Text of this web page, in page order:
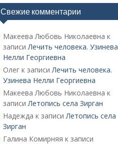
Свежие комментарии
Макеева Любовь Николаевна к
записиЛечить человека. Узинева
Нелли Георгиевна
Олегк записиЛечить человека.
Узинева Нелли Георгиевна
Макеева Любовь Николаевна к
записиЛетопись села Зирган
Надежда к записиЛетопись села
Зирган
Галина Комирняя к записи